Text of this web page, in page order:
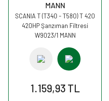
MANN
SCANIA T (T340 - T580) T 420
420HP Şanzıman Filtresi
W9023/1 MANN
1.159,93 TL